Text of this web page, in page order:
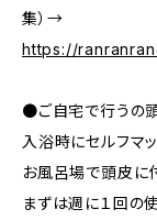
集）→
https://
●ご自宅で行うの
入浴時にセルフマ
お風呂場で頭皮に
まずは週に１回の